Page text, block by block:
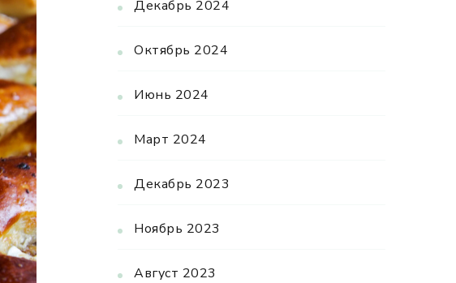
Декабрь 2024
Октябрь 2024
Июнь 2024
Март 2024
Декабрь 2023
Ноябрь 2023
Август 2023